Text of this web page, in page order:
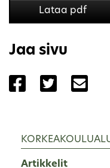
Lataa pdf
Jaa sivu
Jaa sivuJaa sivu
Artikkelit